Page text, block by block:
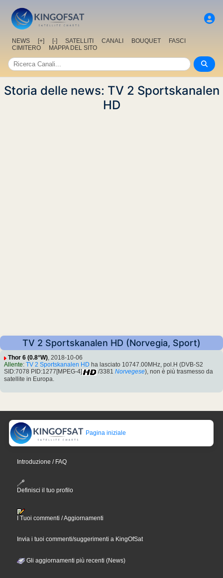
NEWS [+] [-] SATELLITI CANALI BOUQUET
FASCI
CIMITERO
MAPPA DEL SITO
Storia delle news: TV 2 Sportskanalen
HD
TV 2 Sportskanalen HD (Norvegia, Sport)
Thor 6 (0.8°W), 2018-10-06
Allente: TV 2 Sportskanalen HD ha lasciato 10747.00MHz, pol.H (DVB-S2
SID:7078 PID:1277[MPEG-4]
/3381 Norvegese), non è più trasmesso da
satellite in Europa.
Pagina iniziale
Introduzione / FAQ
Definisci il tuo profilo
I Tuoi commenti / Aggiornamenti
Invia i tuoi commenti/suggerimenti a KingOfSat
Gli aggiornamenti più recenti (News)